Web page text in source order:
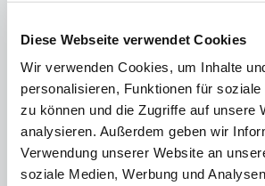
Diese Webseite verwendet Cookies
Wir verwenden Cookies, um Inhalte
personalisieren, Funktionen für soziale
zu können und die Zugriffe auf unsere
analysieren. Außerdem geben wir
Verwendung unserer Website an
soziale Medien, Werbung und
„Fundraising ist
Chefsache“
12.11.25
Hauptstadtkulturgespräch:
Kulturfinanzierung – aber